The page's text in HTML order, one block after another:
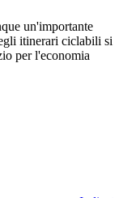
un'importante
itinerari ciclabili si
per l'economia